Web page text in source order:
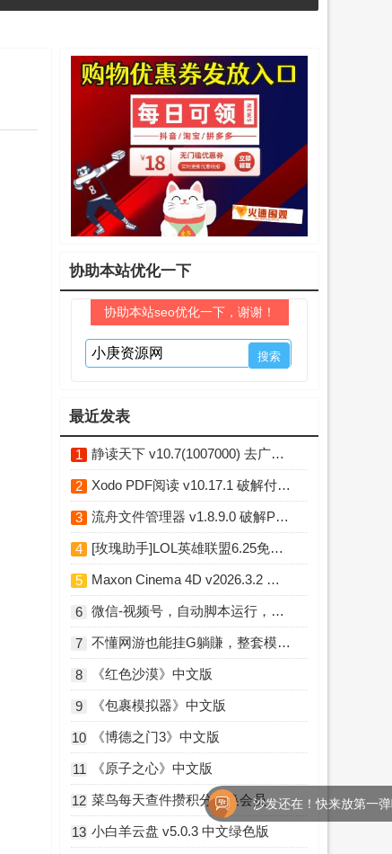
协助本站优化一下
协助本站seo优化一下，谢谢！
最近发表
1 静读天下 v10.7(1007000) 去广告破解版
2 Xodo PDF阅读 v10.17.1 破解付费专业版
3 流舟文件管理器 v1.8.9.0 破解Pro专业版
4 [玫瑰助手]LOL英雄联盟6.25免费换肤插件 Python版
5 Maxon Cinema 4D v2026.3.2 中文破解版
6 微信-视频号，自动脚本运行，彻底解放双手日入100+
7 不懂网游也能挂G躺賺，整套模板照搬日日增收，单机每天稳定1000+【揭秘】
8 《红色沙漠》中文版
9 《包裹模拟器》中文版
10 《博德之门3》中文版
11 《原子之心》中文版
12 菜鸟每天查件攒积分兑换会员
13 小白羊云盘 v5.0.3 中文绿色版
沙发还在！快来放第一弹吧！